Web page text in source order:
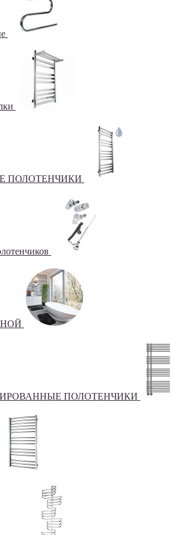
ПОЛОТЕНЧИКИ
ПОЛОТЕНЧИКИ